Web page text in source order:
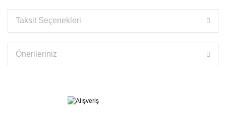
Taksit Seçenekleri
Önerileriniz